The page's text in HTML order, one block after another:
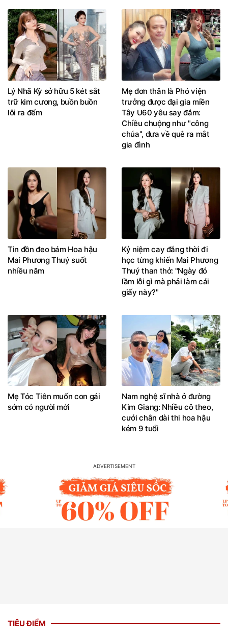
Lý Nhã Kỳ sở hữu 5 két sắt
trữ kim cương, buồn buồn
lôi ra đếm
Mẹ đơn thân là Phó viện
trưởng được đại gia miền
Tây U60 yêu say đắm:
Chiều chuộng như "công
chúa", đưa về quê ra mắt
gia đình
Tin đồn đeo bám Hoa hậu
Mai Phương Thuý suốt
nhiều năm
Kỷ niệm cay đắng thời đi
học từng khiến Mai Phương
Thuý than thở: "Ngày đó
lầm lỗi gì mà phải làm cái
giấy này?"
Mẹ Tóc Tiên muốn con gái
sớm có người mới
Nam nghệ sĩ nhà ở đường
Kim Giang: Nhiều cô theo,
cưới chân dài thi hoa hậu
kém 9 tuổi
TIÊU ĐIỂM